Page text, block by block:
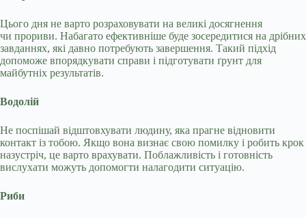
Цього дня не варто розраховувати на великі досягнення
чи прориви. Набагато ефективніше буде зосередитися на дрібних
завданнях, які давно потребують завершення. Такий підхід
допоможе впорядкувати справи і підготувати ґрунт для
майбутніх результатів.
Водолій
Не поспішай відштовхувати людину, яка прагне відновити
контакт із тобою. Якщо вона визнає свою помилку і робить крок
назустріч, це варто врахувати. Поблажливість і готовність
вислухати можуть допомогти налагодити ситуацію.
Риби